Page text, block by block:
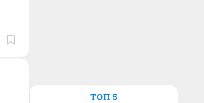
ТОП 5